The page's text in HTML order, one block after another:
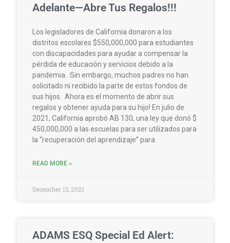
Adelante—Abre Tus Regalos!!!
Los legisladores de California donaron a los
distritos escolares $550,000,000 para estudiantes
con discapacidades para ayudar a compensar la
pérdida de educación y servicios debido a la
pandemia. Sin embargo, muchos padres no han
solicitado ni recibido la parte de estos fondos de
sus hijos. Ahora es el momento de abrir sus
regalos y obtener ayuda para su hijo! En julio de
2021, California aprobó AB 130, una ley que donó $
450,000,000 a las escuelas para ser utilizados para
la “recuperación del aprendizaje” para
READ MORE »
December 13, 2021
ADAMS ESQ Special Ed Alert: